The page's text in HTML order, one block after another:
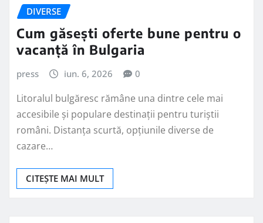
DIVERSE
Cum găsești oferte bune pentru o
vacanță în Bulgaria
press iun. 6, 2026 0
Litoralul bulgăresc rămâne una dintre cele mai
accesibile și populare destinații pentru turiștii
români. Distanța scurtă, opțiunile diverse de
cazare…
CITEȘTE MAI MULT